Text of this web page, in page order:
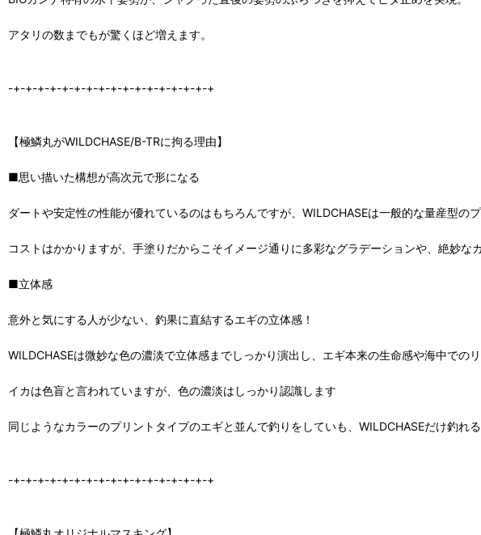
アタリの数までもが驚くほど増えます。
-+-+-+-+-+-+-+-+-+-+-+-+-+-+-+-+-+
【極鱗丸がWILDCHASE/B-TRに拘る理由】
■思い描いた構想が高次元で形になる
ダートや安定性の性能が優れているのはもちろんですが、WILDCHASEは一般的な量産型の
コストはかかりますが、手塗りだからこそイメージ通りに多彩なグラデーションや、絶妙な
■立体感
意外と気にする人が少ない、釣果に直結するエギの立体感！
WILDCHASEは微妙な色の濃淡で立体感までしっかり演出し、エギ本来の生命感や海中での
イカは色盲と言われていますが、色の濃淡はしっかり認識します
同じようなカラーのプリントタイプのエギと並んで釣りをしていも、WILDCHASEだけ釣れ
-+-+-+-+-+-+-+-+-+-+-+-+-+-+-+-+-+